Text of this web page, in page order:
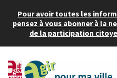
Pour avoir toutes les
pensez à vous abonner à la
de la participation